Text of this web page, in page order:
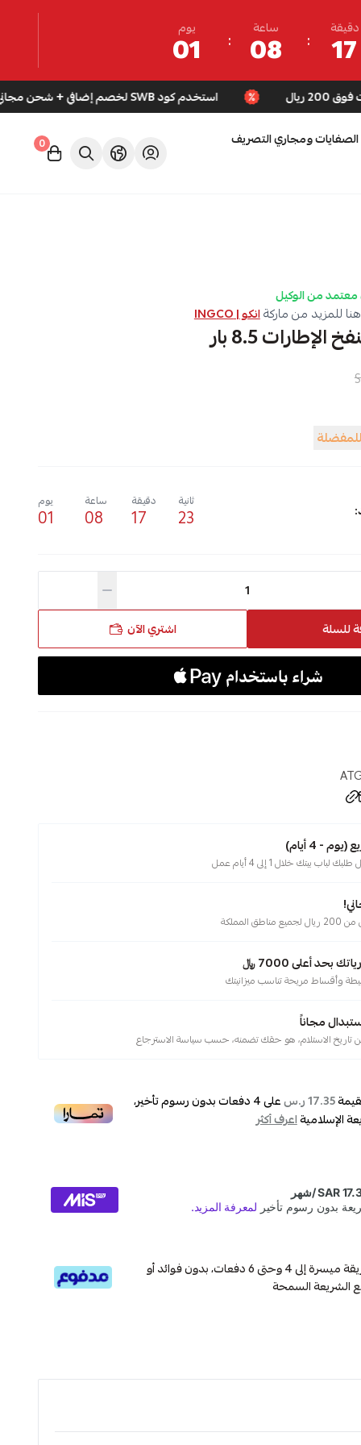
17
دقيقة 08
ساعة 01
يوم
استخدم كود SWB لخصم إضافي + شحن مجاني للطلبات فوق 200 ريال
الصفايات ومجاري التصريف
0
من الوكيل
للمزيد من ماركةانكو | INGCO
8.5 بار
22
ثانية
17
دقيقة
08
ساعة
01
يوم
للسلة اشتري الآن
- 4 أيام)
بيتك خلال 1 إلى 4 أيام عمل
المملكة
بحد أعلى 7000 ﷼
وأقساط مريحة تناسب ميزانيتك
مجاناً
17.35 ر.س على4دفعات بدون رسوم تأخير،
الإسلاميةاعرف أكثر
قسم دفعاتك بطريقة ميسرة إلى 4 وحتى 6 دفعات، بدون فوائد أو
الشريعة السمحة